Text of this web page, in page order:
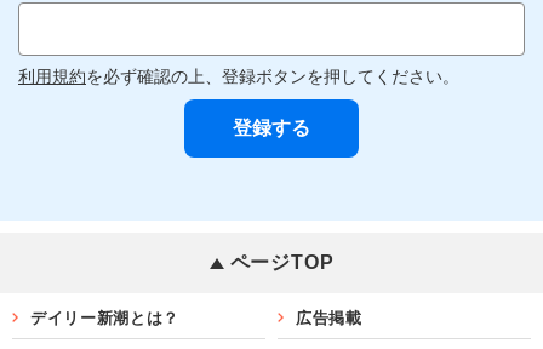
利用規約を必ず確認の上、登録ボタンを押してください。
ページTOP
デイリー新潮とは？ 広告掲載